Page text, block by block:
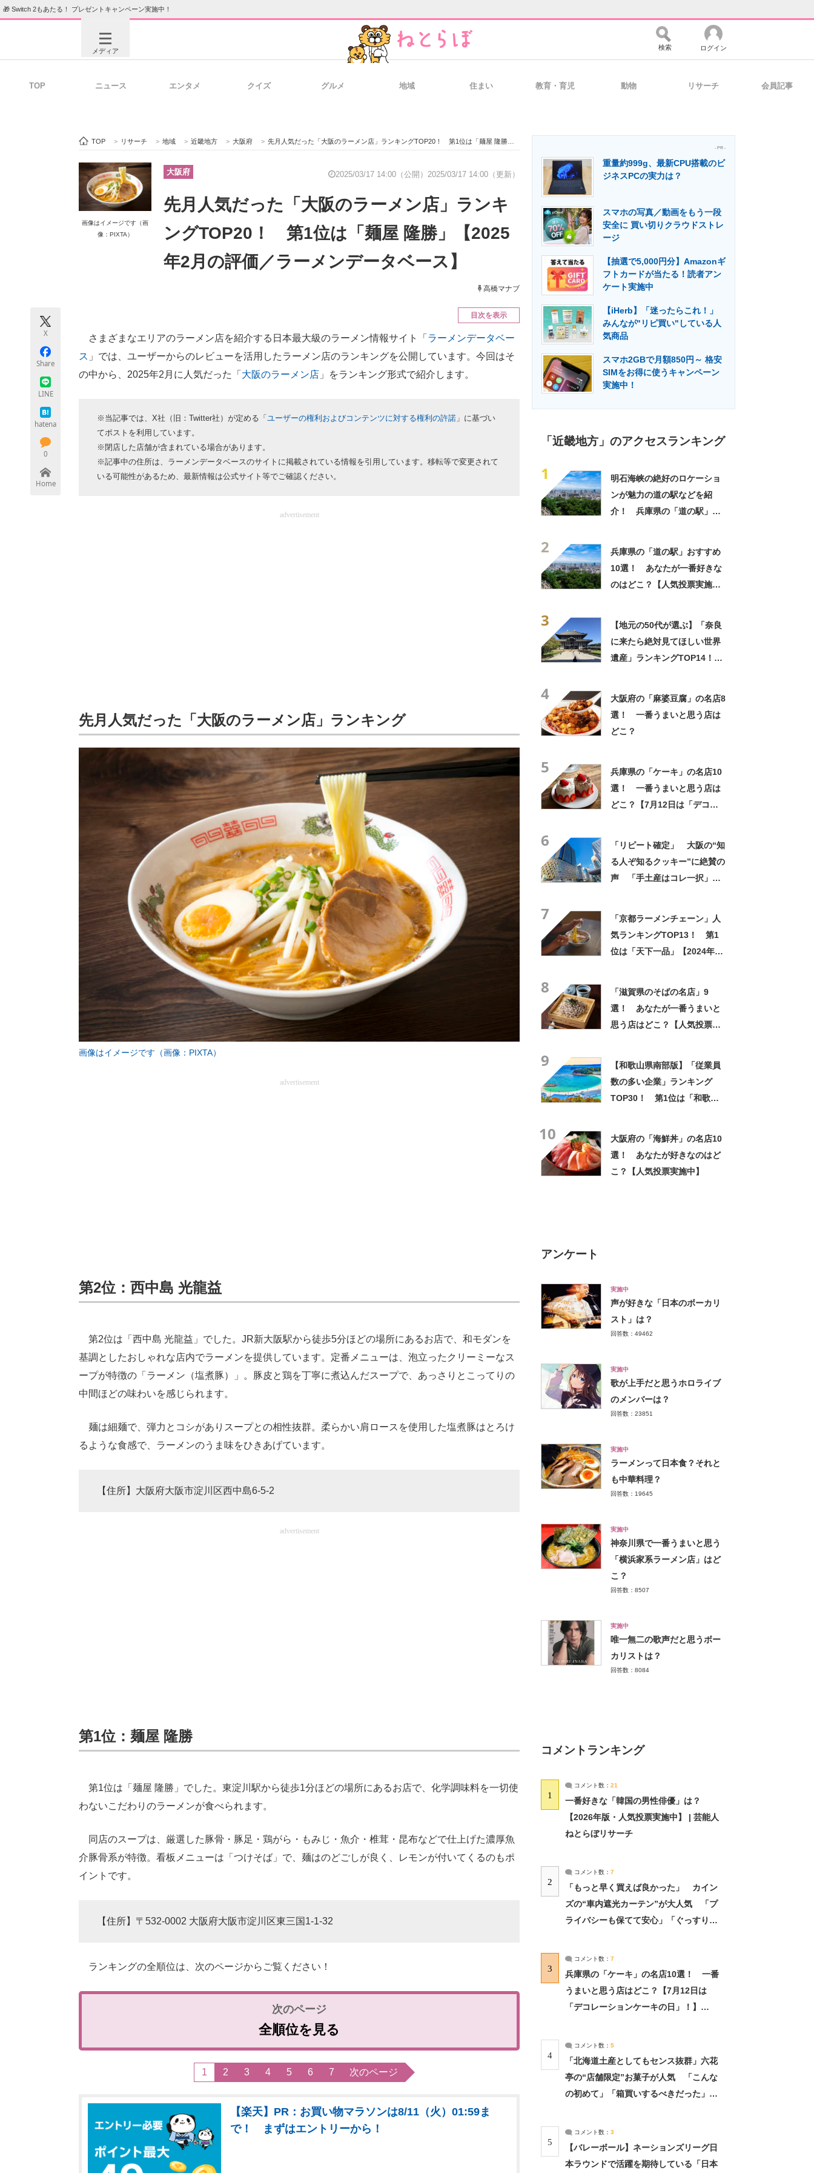
🎁 Switch 2もあたる！ プレゼントキャンペーン実施中！
メディア
ビジネスと働き方のヒント 経営リーダーのコミュニティ マーケ×ITの今がよく分かる
ITエンジニア向け専門サイト 製造業のIT導入・活用を支援
エネルギーの専門メディア 建設×テクノロジーの最前線
ちょっと気になるネットの話題
検索 ログイン
TOP ニュース エンタメ クイズ グルメ 地域 住まい 教育・育児 動物 リサーチ 会員記事
TOP > リサーチ > 地域 > 近畿地方 > 大阪府 > 先月人気だった「大阪のラーメン店」ランキングTOP20！ 第1位は「麺屋 隆勝」【2025年2月の評価／ラーメンデータベース】
画像はイメージです（画
像：PIXTA）
大阪府 2025/03/17 14:00（公開） 2025/03/17 14:00（更新）
先月人気だった「大阪のラーメン店」ランキ
ングTOP20！ 第1位は「麺屋 隆勝」【2025
年2月の評価／ラーメンデータベース】
高橋マナブ
X
Share
LINE
hatena
0
Home
目次を表示
さまざまなエリアのラーメン店を紹介する日本最大級のラーメン情報サイト「 ラーメンデータベー
ス 」では、ユーザーからのレビューを活用したラーメン店のランキングを公開しています。今回はそ
の中から、2025年2月に人気だった「 大阪のラーメン店 」をランキング形式で紹介します。
※当記事では、X社（旧：Twitter社）が定める「 ユーザーの権利およびコンテンツに対する権利の許諾 」に基づい
てポストを利用しています。
※閉店した店舗が含まれている場合があります。
※記事中の住所は、ラーメンデータベースのサイトに掲載されている情報を引用しています。移転等で変更されて
いる可能性があるため、最新情報は公式サイト等でご確認ください。
advertisement
先月人気だった「大阪のラーメン店」ランキング
画像はイメージです（画像：PIXTA）
advertisement
第2位：西中島 光龍益
第2位は「西中島 光龍益」でした。JR新大阪駅から徒歩5分ほどの場所にあるお店で、和モダンを
基調としたおしゃれな店内でラーメンを提供しています。定番メニューは、泡立ったクリーミーなス
ープが特徴の「ラーメン（塩煮豚）」。豚皮と鶏を丁寧に煮込んだスープで、あっさりとこってりの
中間ほどの味わいを感じられます。
麺は細麺で、弾力とコシがありスープとの相性抜群。柔らかい肩ロースを使用した塩煮豚はとろけ
るような食感で、ラーメンのうま味をひきあげています。
【住所】大阪府大阪市淀川区西中島6-5-2
advertisement
第1位：麺屋 隆勝
第1位は「麺屋 隆勝」でした。東淀川駅から徒歩1分ほどの場所にあるお店で、化学調味料を一切使
わないこだわりのラーメンが食べられます。
同店のスープは、厳選した豚骨・豚足・鶏がら・もみじ・魚介・椎茸・昆布などで仕上げた濃厚魚
介豚骨系が特徴。看板メニューは「つけそば」で、麺はのどごしが良く、レモンが付いてくるのもポ
イントです。
【住所】〒532-0002 大阪府大阪市淀川区東三国1-1-32
ランキングの全順位は、次のページからご覧ください！
全順位を見る
1 2 3 4 5 6 7 次のページ
【楽天】PR：お買い物マラソンは8/11（火）01:59ま
で！ まずはエントリーから！
- PR -
重量約999g、最新CPU搭載のビ
ジネスPCの実力は？
スマホの写真／動画をもう一段
安全に 買い切りクラウドストレ
ージ
【抽選で5,000円分】Amazonギ
フトカードが当たる！読者アン
ケート実施中
【iHerb】「迷ったらこれ！」
みんなが"リピ買い"している人
気商品
スマホ2GBで月額850円～ 格安
SIMをお得に使うキャンペーン
実施中！
「近畿地方」のアクセスランキング
1
明石海峡の絶好のロケーショ
ンが魅力の道の駅などを紹
介！ 兵庫県の「道の駅」お
2
兵庫県の「道の駅」おすすめ
10選！ あなたが一番好きな
のはどこ？【人気投票実施
3
【地元の50代が選ぶ】「奈良
に来たら絶対見てほしい世界
遺産」ランキングTOP14！
4
大阪府の「麻婆豆腐」の名店8
選！ 一番うまいと思う店は
どこ？
5
兵庫県の「ケーキ」の名店10
選！ 一番うまいと思う店は
どこ？【7月12日は「デコレ
6
「リピート確定」 大阪の“知
る人ぞ知るクッキー”に絶賛の
声 「手土産はコレ一択」
7
「京都ラーメンチェーン」人
気ランキングTOP13！ 第1
位は「天下一品」【2024年最
8
「滋賀県のそばの名店」9
選！ あなたが一番うまいと
思う店はどこ？【人気投票実
9
【和歌山県南部版】「従業員
数の多い企業」ランキング
TOP30！ 第1位は「和歌山
10
大阪府の「海鮮丼」の名店10
選！ あなたが好きなのはど
こ？【人気投票実施中】
アンケート
実施中
声が好きな「日本のボーカリ
スト」は？
回答数：49462
実施中
歌が上手だと思うホロライブ
のメンバーは？
回答数：23851
実施中
ラーメンって日本食？それと
も中華料理？
回答数：19645
実施中
神奈川県で一番うまいと思う
「横浜家系ラーメン店」はど
こ？
回答数：8507
実施中
唯一無二の歌声だと思うボー
カリストは？
回答数：8084
コメントランキング
1
コメント数： 21
一番好きな「韓国の男性俳優」は？
【2026年版・人気投票実施中】 | 芸能人
ねとらぼリサーチ
2
コメント数： 7
「もっと早く買えば良かった」 カイン
ズの“車内遮光カーテン”が大人気 「プ
ライバシーも保てて安心」「ぐっすり眠
3
コメント数： 7
兵庫県の「ケーキ」の名店10選！ 一番
うまいと思う店はどこ？【7月12日は
「デコレーションケーキの日」！】
4
コメント数： 5
「北海道土産としてもセンス抜群」六花
亭の“店舗限定”お菓子が人気 「こんな
の初めて」「箱買いするべきだった」
5
コメント数： 3
【バレーボール】ネーションズリーグ日
本ラウンドで活躍を期待している「日本